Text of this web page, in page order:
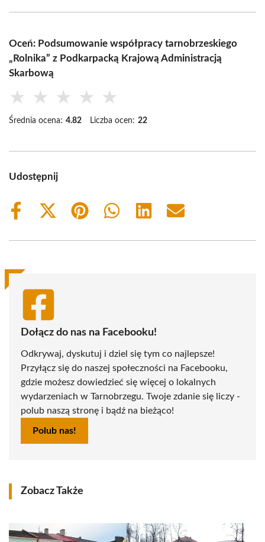
Oceń: Podsumowanie współpracy tarnobrzeskiego
„Rolnika” z Podkarpacką Krajową Administracją
Skarbową
★ ★ ★ ★ ★
Średnia ocena: 4.82 Liczba ocen: 22
Udostępnij
Share
Share
(Twitter)
Share
Share
Share
Share
Dołącz do nas na Facebooku!
Odkrywaj, dyskutuj i dziel się tym co najlepsze!
Przyłącz się do naszej społeczności na Facebooku,
gdzie możesz dowiedzieć się więcej o lokalnych
wydarzeniach w Tarnobrzegu. Twoje zdanie się liczy -
polub naszą stronę i bądź na bieżąco!
Polub nas!
Zobacz Także